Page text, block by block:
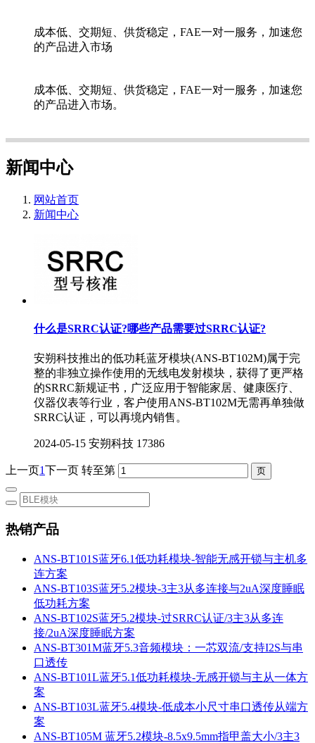
成本低、交期短、供货稳定，FAE一对一服务，加速您
的产品进入市场
成本低、交期短、供货稳定，FAE一对一服务，加速您
的产品进入市场。
新闻中心
网站首页
新闻中心
什么是SRRC认证?哪些产品需要过SRRC认证?
安朔科技推出的低功耗蓝牙模块(ANS-BT102M)属于完
整的非独立操作使用的无线电发射模块，获得了更严格
的SRRC新规证书，广泛应用于智能家居、健康医疗、
仪器仪表等行业，客户使用ANS-BT102M无需再单独做
SRRC认证，可以再境内销售。
2024-05-15 安朔科技 17386
上一页1下一页 转至第
热销产品
ANS-BT101S蓝牙6.1低功耗模块-智能无感开锁与主机多
连方案
ANS-BT103S蓝牙5.2模块-3主3从多连接与2uA深度睡眠
低功耗方案
ANS-BT102S蓝牙5.2模块-过SRRC认证/3主3从多连
接/2uA深度睡眠方案
ANS-BT301M蓝牙5.3音频模块：一芯双流/支持I2S与串
口透传
ANS-BT101L蓝牙5.1低功耗模块-无感开锁与主从一体方
案
ANS-BT103L蓝牙5.4模块-低成本小尺寸串口透传从端方
案
ANS-BT105M 蓝牙5.2模块-8.5x9.5mm指甲盖大小/3主3